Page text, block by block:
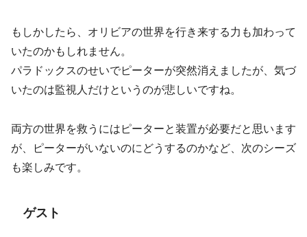
もしかしたら、オリビアの世界を行き来する力も加わって
いたのかもしれません。
パラドックスのせいでピーターが突然消えましたが、気づ
いたのは監視人だけというのが悲しいですね。
両方の世界を救うにはピーターと装置が必要だと思います
が、ピーターがいないのにどうするのかなど、次のシーズ
も楽しみです。
ゲスト